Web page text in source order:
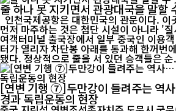
줄 하나 못 지키면서 관광대국을 말할
인천국제공항은 대한민국의 관문이다. 이
먼저 마주하는 것은 첨단 시설이 아니라 '
여객터미널 출국장에서 일부 중국인 이용
터가 열리자 차단봉 아래를 통과해 한꺼번
됐다. 정상적으로 줄을 서 있던 승객들은
[연변 기행 ⑦]두만강이 들려주는 역
경과 독립운동의 현장